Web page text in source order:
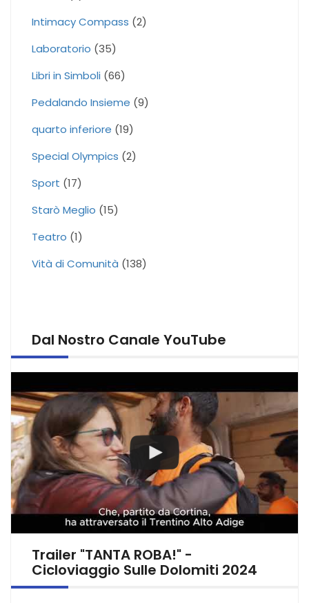
Intimacy Compass (2)
Laboratorio (35)
Libri in Simboli (66)
Pedalando Insieme (9)
quarto inferiore (19)
Special Olympics (2)
Sport (17)
Starò Meglio (15)
Teatro (1)
Vità di Comunità (138)
Dal Nostro Canale YouTube
Trailer "TANTA ROBA!" -
Cicloviaggio Sulle Dolomiti 2024